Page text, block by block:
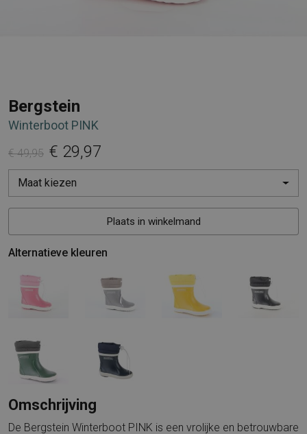
Bergstein
Winterboot PINK
€ 49,95 € 29,97
Maat kiezen
Plaats in winkelmand
Alternatieve kleuren
Omschrijving
De Bergstein Winterboot PINK is een vrolijke en betrouwbare